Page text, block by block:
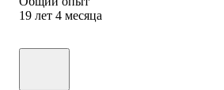
19 лет 4 месяца